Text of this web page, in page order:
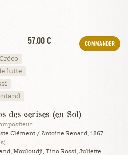
57.00 €
COMMANDER
lutte
des cerises (en Sol)
Clément / Antoine Renard, 1867
Mouloudji, Tino Rossi, Juliette